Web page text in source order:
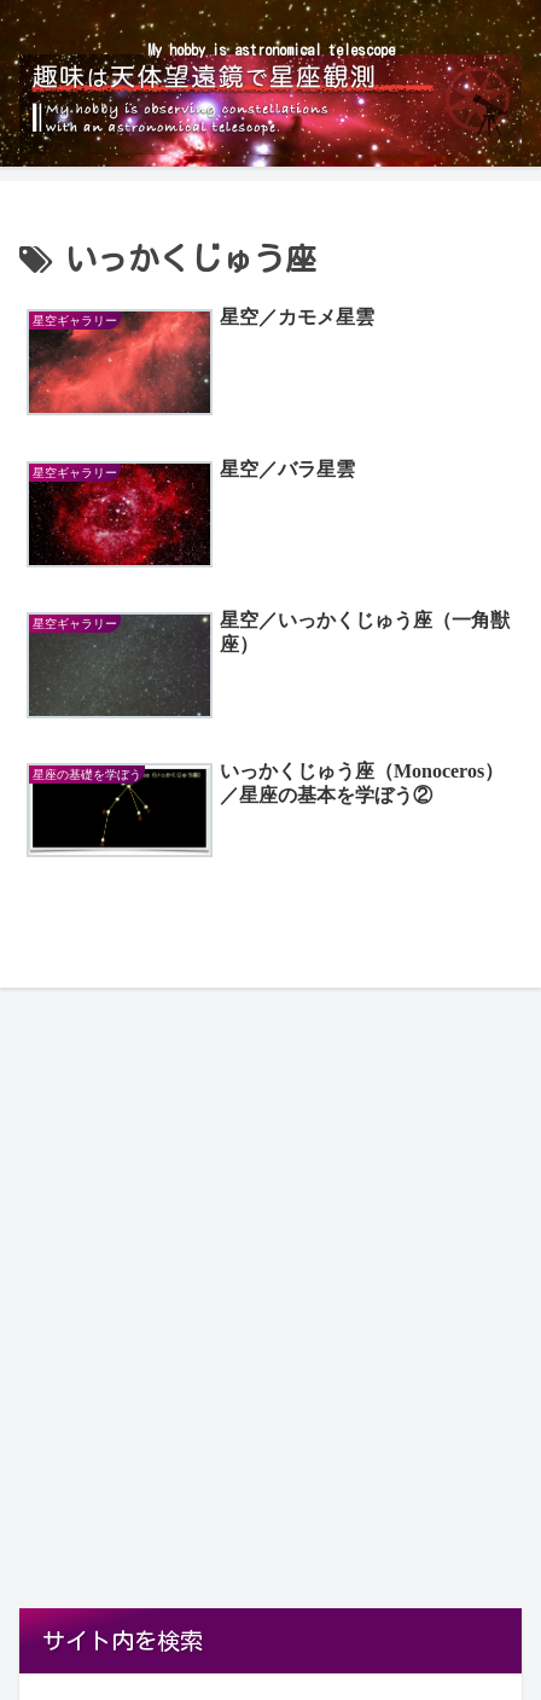
My hobby is astronomical telescope
いっかくじゅう座
星空ギャラリー 星空／カモメ星雲
星空ギャラリー 星空／バラ星雲
星空ギャラリー
星空／いっかくじゅう座（一角獣
座）
星座の基礎を学ぼう
いっかくじゅう座（Monoceros）
／星座の基本を学ぼう②
サイト内を検索